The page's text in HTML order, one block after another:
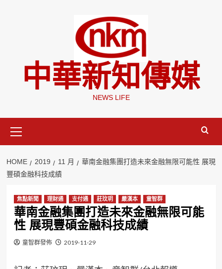
中華新知傳媒
NEWS LIFE
Menu
HOME 2019 11 月
華南金融集團打造未來金融無限可能性 展現
豐碩金融科技成績
焦點新聞 理財通 支付通 莊玟玥 嚴漢本 童智群
華南金融集團打造未來金融無限可能
性 展現豐碩金融科技成績
童智群發佈 2019-11-29